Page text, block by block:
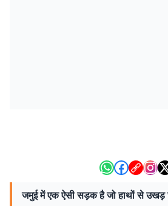
जमुई में एक ऐसी सड़क है जो हाथों से उखड़